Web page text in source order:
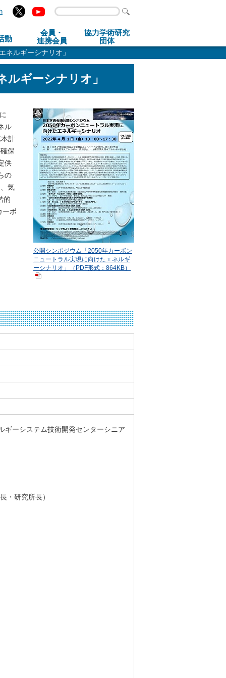
動
会員・
連携会員
協力学術研究
団体
ルギーシナリオ」
ギーシナリオ」
公開シンポジウム「2050年カーボン
ニュートラル実現に向けたエネルギ
ーシナリオ」（PDF形式：864KB）
ル
計
保
供
の
気
的
ーボ
ギーシステム技術開発センターシニア
・研究所長）